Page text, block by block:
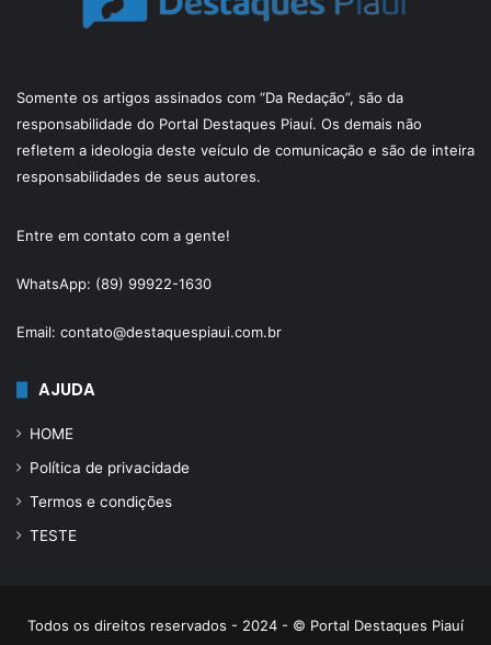
Somente os artigos assinados com “Da Redação”, são da
responsabilidade do Portal Destaques Piauí. Os demais não
refletem a ideologia deste veículo de comunicação e são de inteira
responsabilidades de seus autores.
Entre em contato com a gente!
WhatsApp: (89) 99922-1630
Email: contato@destaquespiaui.com.br
AJUDA
HOME
Política de privacidade
Termos e condições
TESTE
Todos os direitos reservados - 2024 - © Portal Destaques Piauí